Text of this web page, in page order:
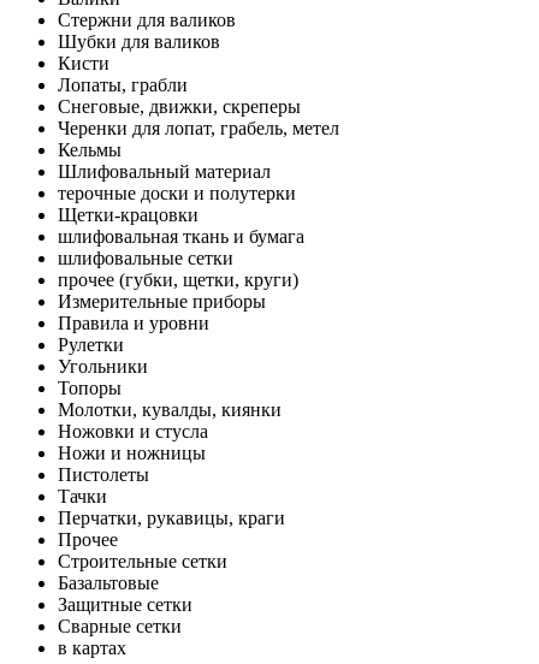
Стержни для валиков
Шубки для валиков
Кисти
Лопаты, грабли
Снеговые, движки, скреперы
Черенки для лопат, грабель, метел
Кельмы
Шлифовальный материал
терочные доски и полутерки
Щетки-крацовки
шлифовальная ткань и бумага
шлифовальные сетки
прочее (губки, щетки, круги)
Измерительные приборы
Правила и уровни
Рулетки
Угольники
Топоры
Молотки, кувалды, киянки
Ножовки и стусла
Ножи и ножницы
Пистолеты
Тачки
Перчатки, рукавицы, краги
Прочее
Строительные сетки
Базальтовые
Защитные сетки
Сварные сетки
в картах